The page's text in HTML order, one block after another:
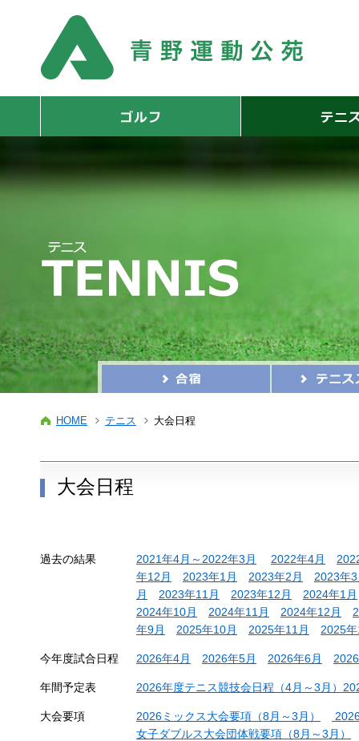
HOME テニス 大会日程
大会日程
過去の結果 2021年4月～2022年3月 2022年4月
年12月
2023年1月 2023年2月
2023年
月
2023年11月 2023年12月
2024年1月
2024年10月
2024年11月 2024年12月
年9月
2025年10月 2025年11月 2025
今年度試合日程 2026年4月 2026年5月 2026年6月
年間予定表 2026年度テニス競技会日程（4月～3月）
大会要項 2026ミックス大会要項（8月～3月）
女子ダブルス大会団体戦要項（8月～3月）